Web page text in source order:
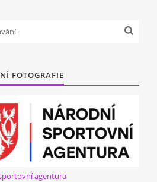
FOTOGRAFIE
agentura